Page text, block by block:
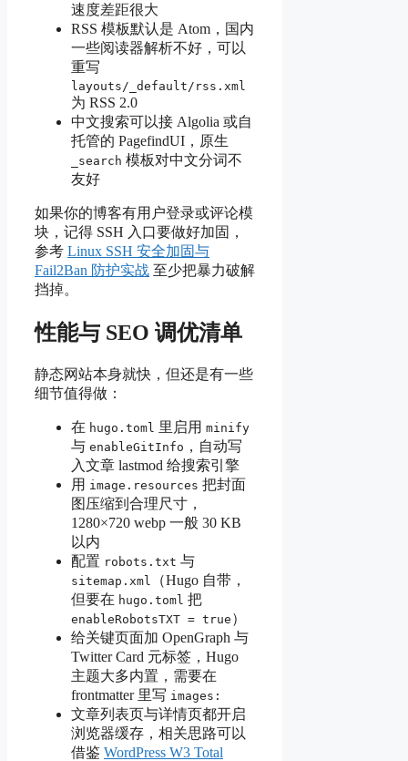
速度差距很大
RSS 模板默认是 Atom，国内
一些阅读器解析不好，可以
重写
layouts/_default/rss.xml
为 RSS 2.0
中文搜索可以接 Algolia 或自
托管的 PagefindUI，原生
_search 模板对中文分词不
友好
如果你的博客有用户登录或评论模
块，记得 SSH 入口要做好加固，
参考 Linux SSH 安全加固与
Fail2Ban 防护实战 至少把暴力破解
挡掉。
性能与 SEO 调优清单
静态网站本身就快，但还是有一些
细节值得做：
在 hugo.toml 里启用 minify
与 enableGitInfo ，自动写
入文章 lastmod 给搜索引擎
用 image.resources 把封面
图压缩到合理尺寸，
1280×720 webp 一般 30 KB
以内
配置 robots.txt 与
sitemap.xml
（Hugo 自带，
但要在 hugo.toml 把
enableRobotsTXT = true ）
给关键页面加 OpenGraph 与
Twitter Card 元标签，Hugo
主题大多内置，需要在
frontmatter 里写 images:
文章列表页与详情页都开启
浏览器缓存，相关思路可以
借鉴 WordPress W3 Total